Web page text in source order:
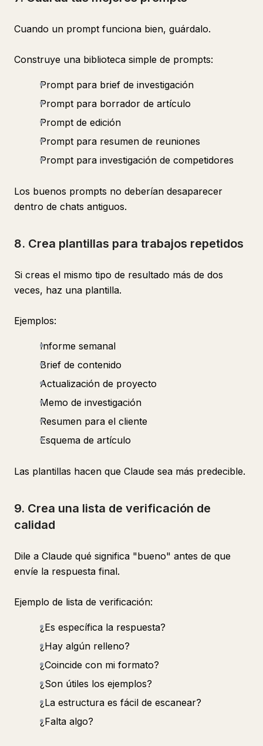
Cuando un prompt funciona bien, guárdalo.
Construye una biblioteca simple de prompts:
Prompt para brief de investigación
Prompt para borrador de artículo
Prompt de edición
Prompt para resumen de reuniones
Prompt para investigación de competidores
Los buenos prompts no deberían desaparecer
dentro de chats antiguos.
8. Crea plantillas para trabajos repetidos
Si creas el mismo tipo de resultado más de dos
veces, haz una plantilla.
Ejemplos:
Informe semanal
Brief de contenido
Actualización de proyecto
Memo de investigación
Resumen para el cliente
Esquema de artículo
Las plantillas hacen que Claude sea más predecible.
9. Crea una lista de verificación de
calidad
Dile a Claude qué significa "bueno" antes de que
envíe la respuesta final.
Ejemplo de lista de verificación:
¿Es específica la respuesta?
¿Hay algún relleno?
¿Coincide con mi formato?
¿Son útiles los ejemplos?
¿La estructura es fácil de escanear?
¿Falta algo?